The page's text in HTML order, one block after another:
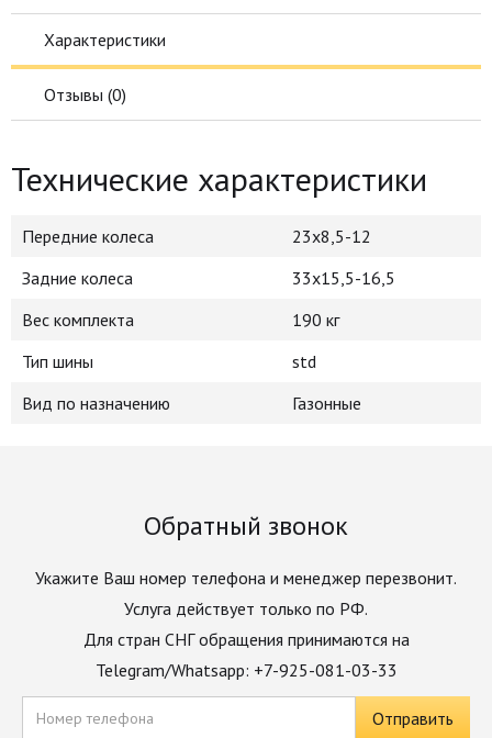
Характеристики
Отзывы (0)
Технические характеристики
Передние колеса
23х8,5-12
Задние колеса
33х15,5-16,5
Вес комплекта
190 кг
Тип шины
std
Вид по назначению
Газонные
Обратный звонок
Укажите Ваш номер телефона и менеджер перезвонит.
Услуга действует только по РФ.
Для стран СНГ обращения принимаются на
Telegram/Whatsapp: +7-925-081-03-33